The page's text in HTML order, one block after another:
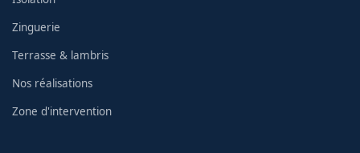
Zinguerie
Terrasse & lambris
Nos réalisations
Zone d'intervention